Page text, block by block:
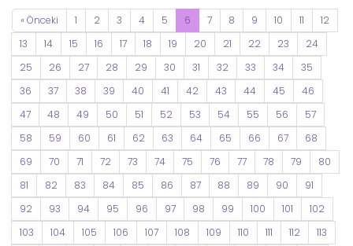
« Önceki 1 2 3 4 5 6 7 8 9 10 11
12
13
14 15 16 17 18 19 20 21 22 23
24
25
26 27 28 29 30 31 32 33 34
35
36
37 38 39 40 41 42 43 44 45
46
47
48 49 50 51 52 53 54 55 56
57
58
59 60 61 62 63 64 65 66 67
68
69
70 71 72 73 74 75 76 77 78 79
80
81
82 83 84 85 86 87 88 89 90
91
92
93 94 95 96 97 98 99 100 101
102
103
104 105 106 107 108 109 110 111 112
113